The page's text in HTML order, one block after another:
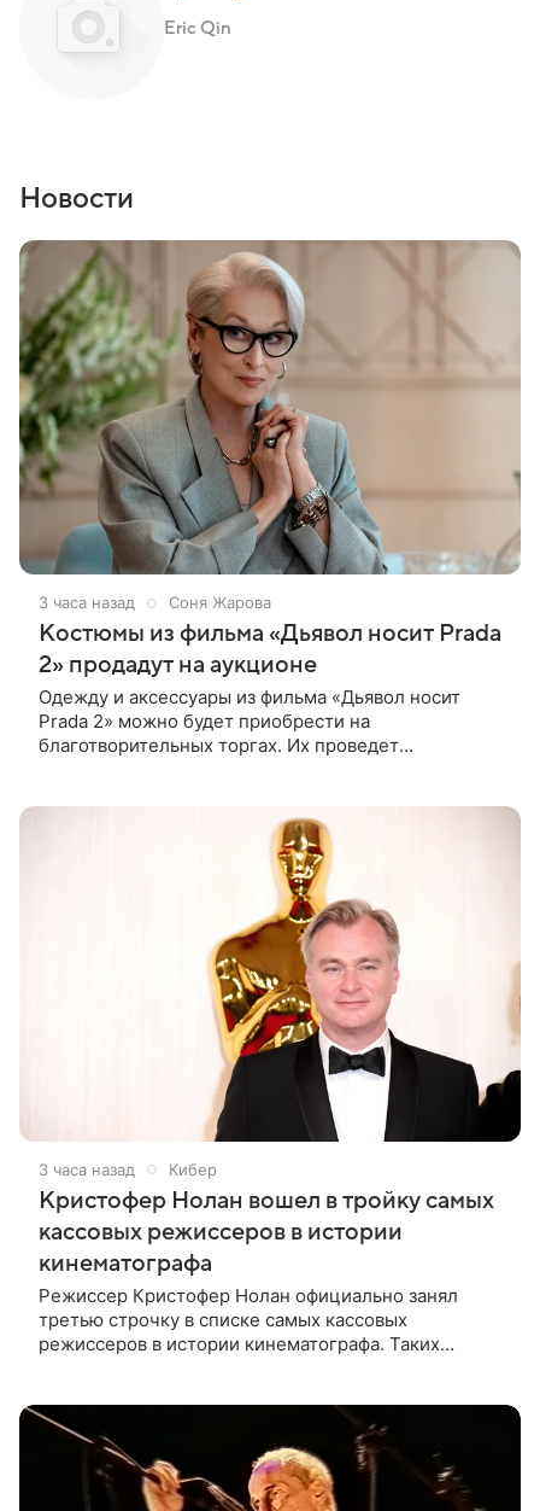
Eric Qin
Новости
3 часа назад Соня Жарова
Костюмы из фильма «Дьявол носит Prada
2» продадут на аукционе
Одежду и аксессуары из фильма «Дьявол носит
Prada 2» можно будет приобрести на
благотворительных торгах. Их проведет
3 часа назад Кибер
Кристофер Нолан вошел в тройку самых
кассовых режиссеров в истории
кинематографа
Режиссер Кристофер Нолан официально занял
третью строчку в списке самых кассовых
режиссеров в истории кинематографа. Таких